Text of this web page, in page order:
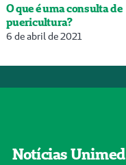
O que é uma consulta de
puericultura?
6 de abril de 2021
Notícias Unimed